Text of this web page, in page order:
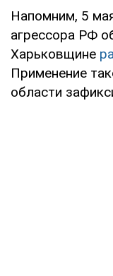
Напомним, 5
агрессора РФ
Харьковщине
Применение
области